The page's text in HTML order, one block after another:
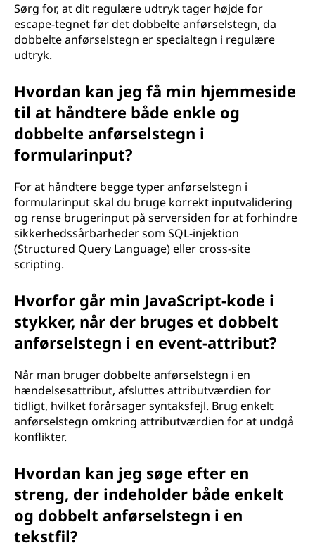
Sørg for, at dit regulære udtryk tager højde for
escape-tegnet før det dobbelte anførselstegn, da
dobbelte anførselstegn er specialtegn i regulære
udtryk.
Hvordan kan jeg få min hjemmeside
til at håndtere både enkle og
dobbelte anførselstegn i
formularinput?
For at håndtere begge typer anførselstegn i
formularinput skal du bruge korrekt inputvalidering
og rense brugerinput på serversiden for at forhindre
sikkerhedssårbarheder som SQL-injektion
(Structured Query Language) eller cross-site
scripting.
Hvorfor går min JavaScript-kode i
stykker, når der bruges et dobbelt
anførselstegn i en event-attribut?
Når man bruger dobbelte anførselstegn i en
hændelsesattribut, afsluttes attributværdien for
tidligt, hvilket forårsager syntaksfejl. Brug enkelt
anførselstegn omkring attributværdien for at undgå
konflikter.
Hvordan kan jeg søge efter en
streng, der indeholder både enkelt
og dobbelt anførselstegn i en
tekstfil?